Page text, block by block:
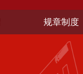
规章制度